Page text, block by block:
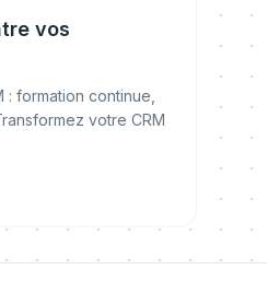
vos
formation continue,
votre CRM